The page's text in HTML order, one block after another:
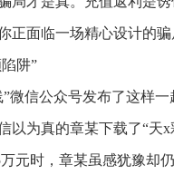
正面临一场精心设计的
阱”
微信公众号发布了这样
以为真的章某下载了“天
元时，章某虽感犹豫却